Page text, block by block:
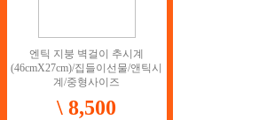
엔틱 지붕 벽걸이 추시계
(46cmX27cm)/집들이선물/앤틱시
계/중형사이즈
\ 8,500